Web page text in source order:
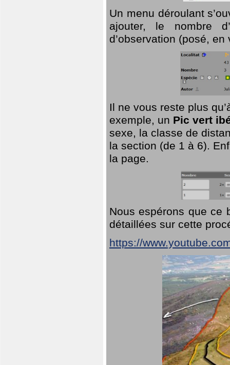
Un menu déroulant
ajouter, le nombre
d’observation (posé,
Il ne vous reste plus
exemple, un Pic vert
sexe, la classe de
la section (de 1 à 6).
la page.
Nous espérons que ce
détaillées sur cette
https://